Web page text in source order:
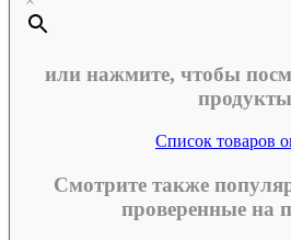
или нажмите, чтобы
продукты
Список товаров
Смотрите также
проверенные на